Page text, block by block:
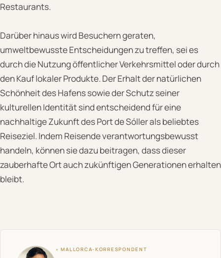
Restaurants.
Darüber hinaus wird Besuchern geraten,
umweltbewusste Entscheidungen zu treffen, sei es
durch die Nutzung öffentlicher Verkehrsmittel oder durch
den Kauf lokaler Produkte. Der Erhalt der natürlichen
Schönheit des Hafens sowie der Schutz seiner
kulturellen Identität sind entscheidend für eine
nachhaltige Zukunft des Port de Sóller als beliebtes
Reiseziel. Indem Reisende verantwortungsbewusst
handeln, können sie dazu beitragen, dass dieser
zauberhafte Ort auch zukünftigen Generationen erhalten
bleibt.
◦ MALLORCA-KORRESPONDENT